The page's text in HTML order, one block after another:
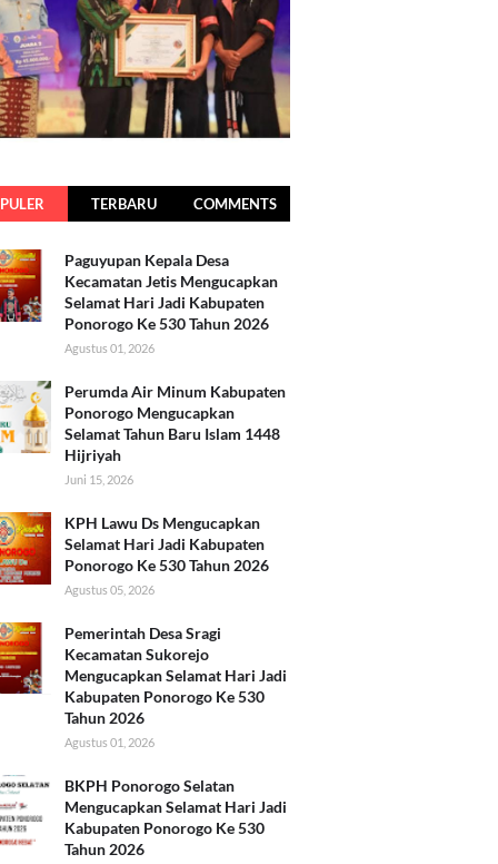
TERBARU COMMENTS
Paguyupan Kepala Desa
Kecamatan Jetis Mengucapkan
Selamat Hari Jadi Kabupaten
Ponorogo Ke 530 Tahun 2026
Agustus 01, 2026
Perumda Air Minum Kabupaten
Ponorogo Mengucapkan
Selamat Tahun Baru Islam 1448
Hijriyah
Juni 15, 2026
KPH Lawu Ds Mengucapkan
Selamat Hari Jadi Kabupaten
Ponorogo Ke 530 Tahun 2026
Agustus 05, 2026
Pemerintah Desa Sragi
Kecamatan Sukorejo
Mengucapkan Selamat Hari Jadi
Kabupaten Ponorogo Ke 530
Tahun 2026
Agustus 01, 2026
BKPH Ponorogo Selatan
Mengucapkan Selamat Hari Jadi
Kabupaten Ponorogo Ke 530
Tahun 2026